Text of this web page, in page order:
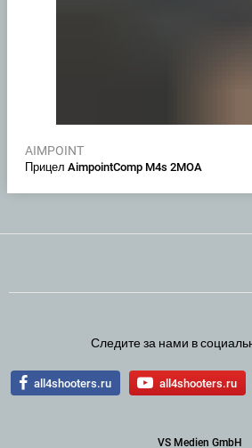
AIMPOINT
Прицел AimpointComp M4s 2MOA
Следите за нами в
all4shooters.ru all4shooters.ru
VS Medien GmbH